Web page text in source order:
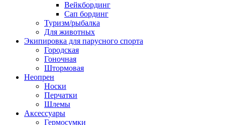
Вейкбординг
Сап бординг
Туризм/рыбалка
Для животных
Экипировка для парусного спорта
Городская
Гоночная
Штормовая
Неопрен
Носки
Перчатки
Шлемы
Аксессуары
Гермосумки